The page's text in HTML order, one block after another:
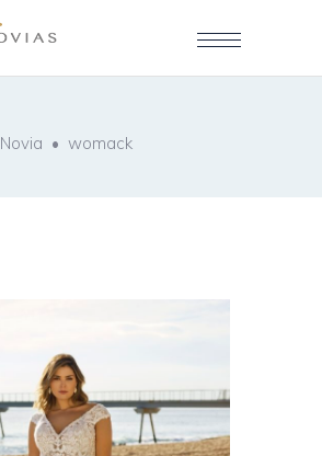
Novia • womack